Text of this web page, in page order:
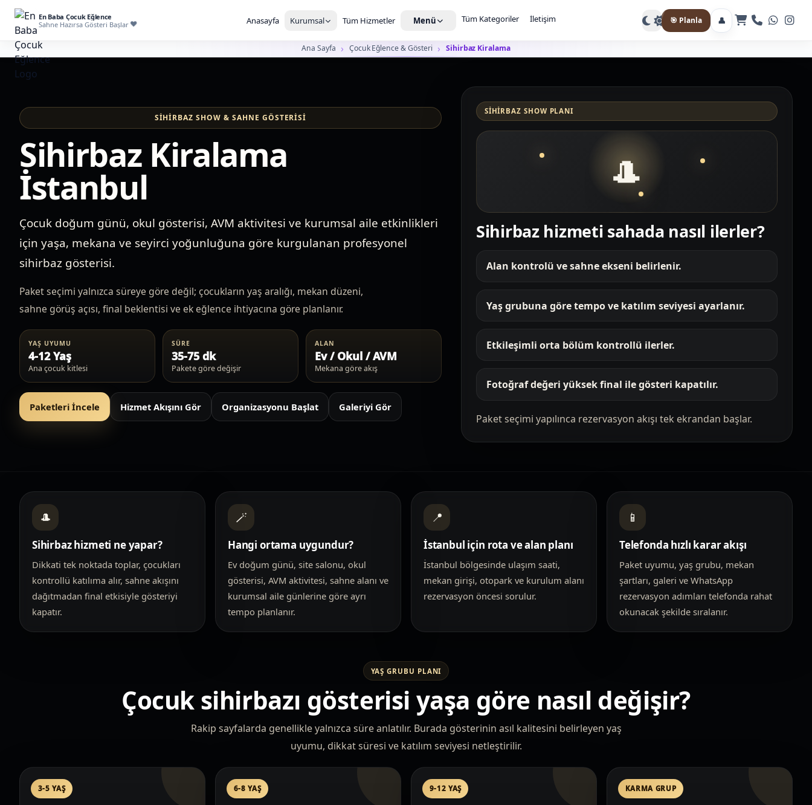
En Baba Çocuk Eğlence
Sahne Hazırsa Gösteri Başlar
Anasayfa Kurumsal Tüm Hizmetler Menü Tüm Kategoriler İletişim Gece moduna geç
🎯 Planla 👤
Ana Sayfa Çocuk Eğlence & Gösteri Sihirbaz Kiralama
SIHIRBAZ SHOW & SAHNE GÖSTERISI
Sihirbaz Kiralama
İstanbul
Çocuk doğum günü, okul gösterisi, AVM aktivitesi ve kurumsal aile etkinlikleri
için yaşa, mekana ve seyirci yoğunluğuna göre kurgulanan profesyonel
sihirbaz gösterisi.
Paket seçimi yalnızca süreye göre değil; çocukların yaş aralığı, mekan düzeni,
sahne görüş açısı, final beklentisi ve ek eğlence ihtiyacına göre planlanır.
YAŞ UYUMU
4-12 Yaş
Ana çocuk kitlesi
SÜRE
35-75 dk
Pakete göre değişir
ALAN
Ev / Okul / AVM
Mekana göre akış
Paketleri İncele Hizmet Akışını Gör Organizasyonu Başlat Galeriyi Gör
SIHIRBAZ SHOW PLANI
🎩
Sihirbaz hizmeti sahada nasıl ilerler?
Alan kontrolü ve sahne ekseni belirlenir.
Yaş grubuna göre tempo ve katılım seviyesi ayarlanır.
Etkileşimli orta bölüm kontrollü ilerler.
Fotoğraf değeri yüksek final ile gösteri kapatılır.
Paket seçimi yapılınca rezervasyon akışı tek ekrandan başlar.
🎩
Sihirbaz hizmeti ne yapar?
Dikkati tek noktada toplar, çocukları
kontrollü katılıma alır, sahne akışını
dağıtmadan final etkisiyle gösteriyi
kapatır.
🪄
Hangi ortama uygundur?
Ev doğum günü, site salonu, okul
gösterisi, AVM aktivitesi, sahne alanı ve
kurumsal aile günlerine göre ayrı
tempo planlanır.
📍
İstanbul için rota ve alan planı
İstanbul bölgesinde ulaşım saati,
mekan girişi, otopark ve kurulum alanı
rezervasyon öncesi sorulur.
📱
Telefonda hızlı karar akışı
Paket uyumu, yaş grubu, mekan
şartları, galeri ve WhatsApp
rezervasyon adımları telefonda rahat
okunacak şekilde sıralanır.
YAŞ GRUBU PLANI
Çocuk sihirbazı gösterisi yaşa göre nasıl değişir?
Rakip sayfalarda genellikle yalnızca süre anlatılır. Burada gösterinin asıl kalitesini belirleyen yaş
uyumu, dikkat süresi ve katılım seviyesi netleştirilir.
3-5 YAŞ 6-8 YAŞ 9-12 YAŞ KARMA GRUP